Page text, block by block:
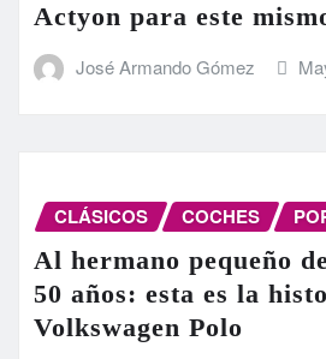
Actyon para este
José Armando Gómez
CLÁSICOS COCHES
Al hermano pequeño
50 años: esta es la
Volkswagen Polo